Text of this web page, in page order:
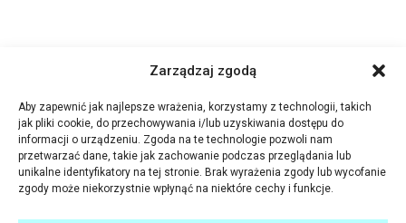
Zarządzaj zgodą
Aby zapewnić jak najlepsze wrażenia, korzystamy z technologii, takich
jak pliki cookie, do przechowywania i/lub uzyskiwania dostępu do
informacji o urządzeniu. Zgoda na te technologie pozwoli nam
przetwarzać dane, takie jak zachowanie podczas przeglądania lub
unikalne identyfikatory na tej stronie. Brak wyrażenia zgody lub wycofanie
zgody może niekorzystnie wpłynąć na niektóre cechy i funkcje.